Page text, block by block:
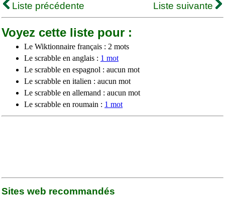
Liste précédente
Liste suivante
Voyez cette liste pour :
Le Wiktionnaire français : 2 mots
Le scrabble en anglais : 1 mot
Le scrabble en espagnol : aucun mot
Le scrabble en italien : aucun mot
Le scrabble en allemand : aucun mot
Le scrabble en roumain : 1 mot
Sites web recommandés